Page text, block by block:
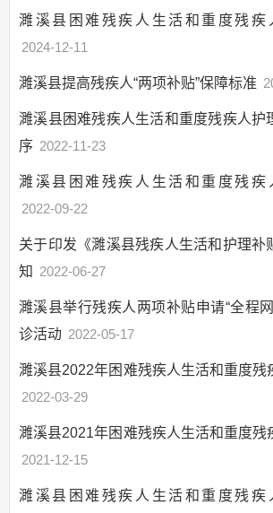
城市居民最低生活
保障补助资金管理和使用情况
农村五保供养补助
贫困重度残疾人生
政策与标准
分配结果
农村五保供养服务
应急管理
乡村振兴（精准脱贫）
权责清单和动态调
整情况
网上政务服务
新闻发布
濉溪县困难残疾人生活和重度残疾
2024-12-11
濉溪县提高残疾人“两项补贴”保障标准
濉溪县困难残疾人生活和重度残疾人护
序 2022-11-23
濉溪县困难残疾人生活和重度残疾
2022-09-22
关于印发《濉溪县残疾人生活和护理补
知 2022-06-27
濉溪县举行残疾人两项补贴申请“全程
诊活动 2022-05-17
濉溪县2022年困难残疾人生活和重度残
2022-03-29
濉溪县2021年困难残疾人生活和重度残
2021-12-15
濉溪县困难残疾人生活和重度残疾